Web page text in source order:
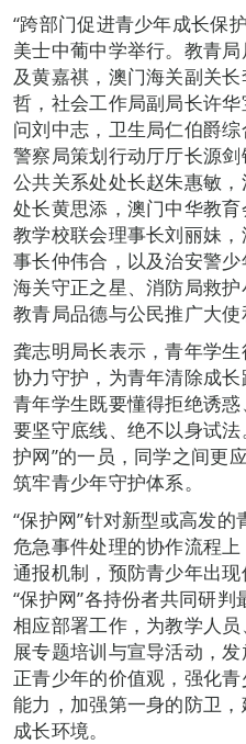
“跨部门促进青少年成长保
美士中葡中学举行。教青
及黄嘉祺，澳门海关副关
哲，社会工作局副局长许
问刘中志，卫生局仁伯爵
警察局策划行动厅厅长源
公共关系处处长赵朱惠敏
处长黄思添，澳门中华教
教学校联会理事长刘丽妹
事长仲伟合，以及治安警少
海关守正之星、消防局救护
教青局品德与公民推广大使
龚志明局长表示，青年学
协力守护，为青年清除成
青年学生既要懂得拒绝诱
要坚守底线、绝不以身试
护网”的一员，同学之间更
筑牢青少年守护体系。
“保护网”针对新型或高发
危急事件处理的协作流程
通报机制，预防青少年出现
“保护网”各持份者共同研
相应部署工作，为教学人
展专题培训与宣导活动，
正青少年的价值观，强化
能力，加强第一身的防卫
成长环境。